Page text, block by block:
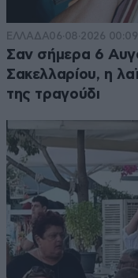
ΕΛΛΑΔΑ06·08·2026 00:09
Σαν σήμερα 6
Σακελλαρίου, η
της τραγούδι